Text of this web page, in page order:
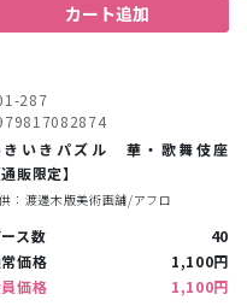
カート追加
287
きいきパズル 華・歌舞伎座
通販限定】
：渡邊木版美術画舗/アフロ
ース数
40
価格
1,100円
価格
1,100円